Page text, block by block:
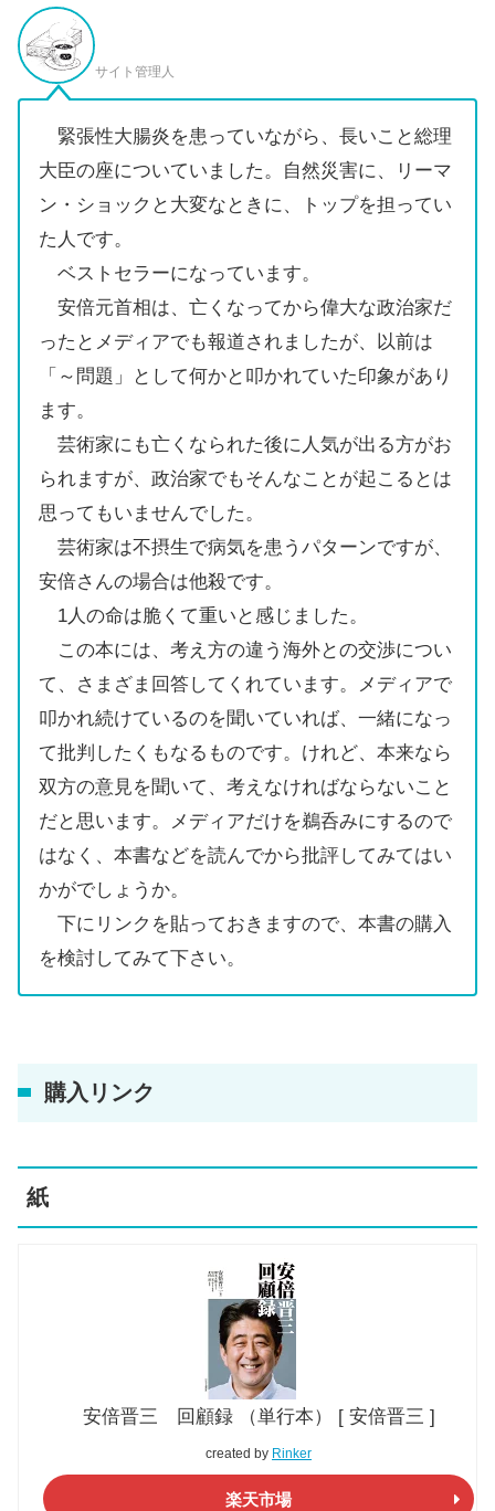
サイト管理人
緊張性大腸炎を患っていながら、長いこと総理
大臣の座についていました。自然災害に、リーマ
ン・ショックと大変なときに、トップを担ってい
た人です。
ベストセラーになっています。
安倍元首相は、亡くなってから偉大な政治家だ
ったとメディアでも報道されましたが、以前は
「～問題」として何かと叩かれていた印象があり
ます。
芸術家にも亡くなられた後に人気が出る方がお
られますが、政治家でもそんなことが起こるとは
思ってもいませんでした。
芸術家は不摂生で病気を患うパターンですが、
安倍さんの場合は他殺です。
1人の命は脆くて重いと感じました。
この本には、考え方の違う海外との交渉につい
て、さまざま回答してくれています。メディアで
叩かれ続けているのを聞いていれば、一緒になっ
て批判したくもなるものです。けれど、本来なら
双方の意見を聞いて、考えなければならないこと
だと思います。メディアだけを鵜呑みにするので
はなく、本書などを読んでから批評してみてはい
かがでしょうか。
下にリンクを貼っておきますので、本書の購入
を検討してみて下さい。
購入リンク
紙
安倍晋三 回顧録 （単行本） [ 安倍晋三 ]
created by Rinker
楽天市場